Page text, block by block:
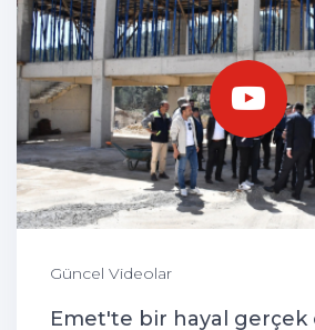
Güncel Videolar
Emet'te bir hayal gerçek